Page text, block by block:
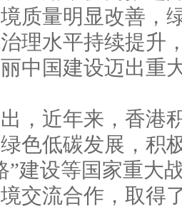
质量明显改善，
理水平持续提升
中国建设迈出重
近年来，香港
色低碳发展，积
”建设等国家重大
交流合作，取得